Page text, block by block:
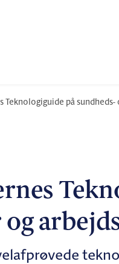
Teknologiguide på